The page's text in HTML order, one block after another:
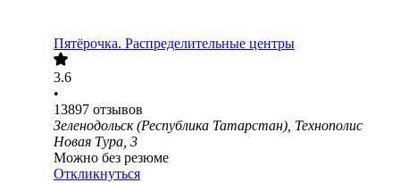
Пятёрочка. Распределительные центры
3.6
•
13897 отзывов
Зеленодольск (Республика Татарстан), Технополис
Новая Тура, 3
Можно без резюме
Откликнуться